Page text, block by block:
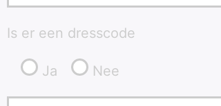
Is er een dresscode
Ja Nee